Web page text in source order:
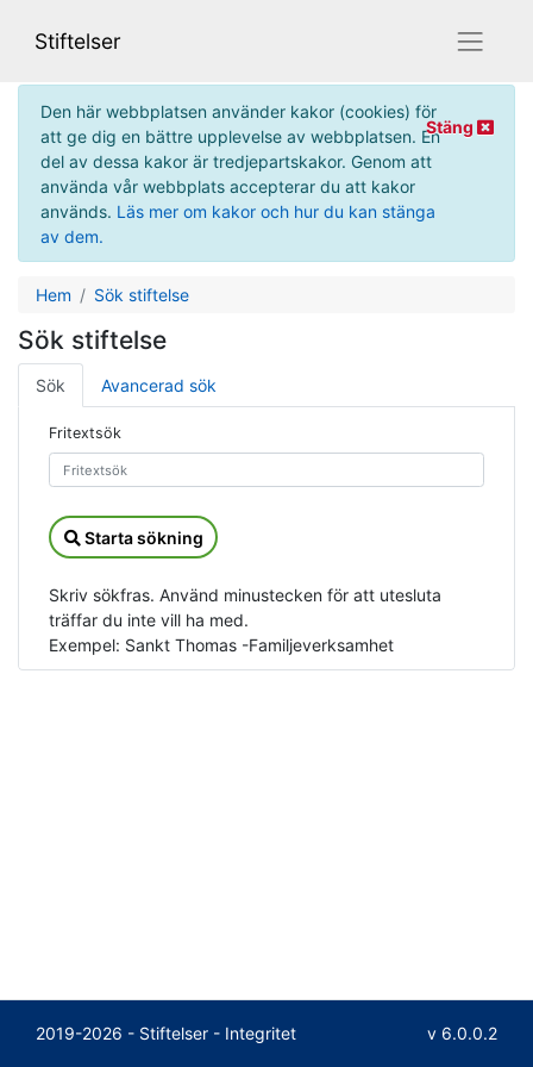
Stiftelser Meny
Den här webbplatsen använder kakor (cookies) för
att ge dig en bättre upplevelse av webbplatsen. En
del av dessa kakor är tredjepartskakor. Genom att
använda vår webbplats accepterar du att kakor
används. Läs mer om kakor och hur du kan stänga
av dem.
Stäng
Hem Sök stiftelse
Sök stiftelse
Sök Avancerad sök
Fritextsök
Starta sökning
Skriv sökfras. Använd minustecken för att utesluta
träffar du inte vill ha med.
Exempel: Sankt Thomas -Familjeverksamhet
2019-2026 - Stiftelser - Integritet v 6.0.0.2